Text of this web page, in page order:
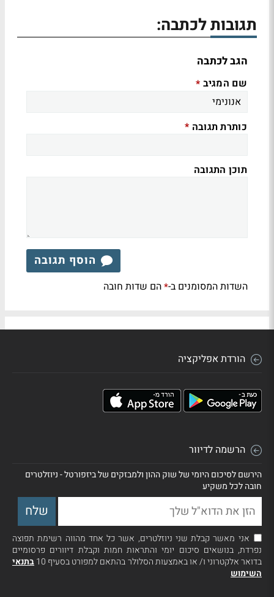
תגובות לכתבה:
הגב לכתבה
שם המגיב *
כותרת תגובה *
תוכן התגובה
הוסף תגובה
השדות המסומנים ב-*הם שדות חובה
הורדת אפליקציה
הרשמה לדיוור
הירשם לסיכום היומי של שוק ההון ולמבזקים של ביזפורטל - ניוזלטרים
חובה לכל משקיע
אני מאשר קבלת שני ניוזלטרים, אשר כל אחד מהווה רשימת תפוצה
נפרדת, בנושאים סיכום יומי והתראות חמות וקבלת דיוורים פרסומיים
בדואר אלקטרוני ו/ או באמצעות הסלולר בהתאם למפורט בסעיף 10
בתנאי
השימוש